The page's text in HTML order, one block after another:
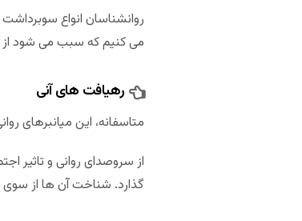
روانشناسان انواع سوبرداشت
می کنیم که سبب می شود از
رهیافت های آنی
متاسفانه، این میانبرهای
از سروصدای روانی و تاثیر
گذارد. شناخت آن ها از سوی